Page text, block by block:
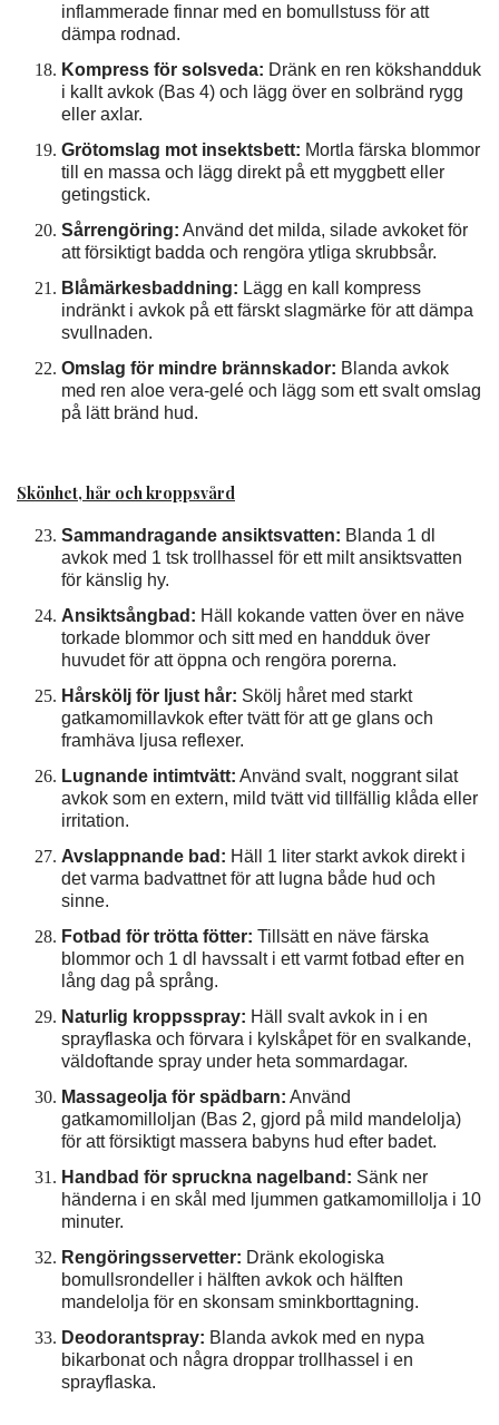
inflammerade finnar med en bomullstuss för att
dämpa rodnad.
Kompress för solsveda: Dränk en ren kökshandduk
i kallt avkok (Bas 4) och lägg över en solbränd rygg
eller axlar.
Grötomslag mot insektsbett: Mortla färska blommor
till en massa och lägg direkt på ett myggbett eller
getingstick.
Sårrengöring: Använd det milda, silade avkoket för
att försiktigt badda och rengöra ytliga skrubbsår.
Blåmärkesbaddning: Lägg en kall kompress
indränkt i avkok på ett färskt slagmärke för att dämpa
svullnaden.
Omslag för mindre brännskador: Blanda avkok
med ren aloe vera-gelé och lägg som ett svalt omslag
på lätt bränd hud.
Skönhet, hår och kroppsvård
Sammandragande ansiktsvatten: Blanda 1 dl
avkok med 1 tsk trollhassel för ett milt ansiktsvatten
för känslig hy.
Ansiktsångbad: Häll kokande vatten över en näve
torkade blommor och sitt med en handduk över
huvudet för att öppna och rengöra porerna.
Hårskölj för ljust hår: Skölj håret med starkt
gatkamomillavkok efter tvätt för att ge glans och
framhäva ljusa reflexer.
Lugnande intimtvätt: Använd svalt, noggrant silat
avkok som en extern, mild tvätt vid tillfällig klåda eller
irritation.
Avslappnande bad: Häll 1 liter starkt avkok direkt i
det varma badvattnet för att lugna både hud och
sinne.
Fotbad för trötta fötter: Tillsätt en näve färska
blommor och 1 dl havssalt i ett varmt fotbad efter en
lång dag på språng.
Naturlig kroppsspray: Häll svalt avkok in i en
sprayflaska och förvara i kylskåpet för en svalkande,
väldoftande spray under heta sommardagar.
Massageolja för spädbarn: Använd
gatkamomilloljan (Bas 2, gjord på mild mandelolja)
för att försiktigt massera babyns hud efter badet.
Handbad för spruckna nagelband: Sänk ner
händerna i en skål med ljummen gatkamomillolja i 10
minuter.
Rengöringsservetter: Dränk ekologiska
bomullsrondeller i hälften avkok och hälften
mandelolja för en skonsam sminkborttagning.
Deodorantspray: Blanda avkok med en nypa
bikarbonat och några droppar trollhassel i en
sprayflaska.